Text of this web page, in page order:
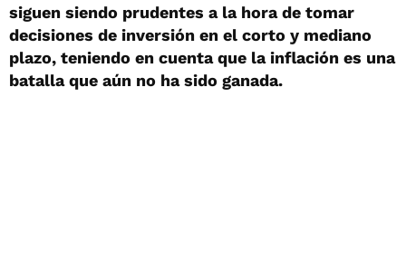
siguen siendo prudentes a la hora de tomar
decisiones de inversión en el corto y mediano
plazo, teniendo en cuenta que la inflación es una
batalla que aún no ha sido ganada.